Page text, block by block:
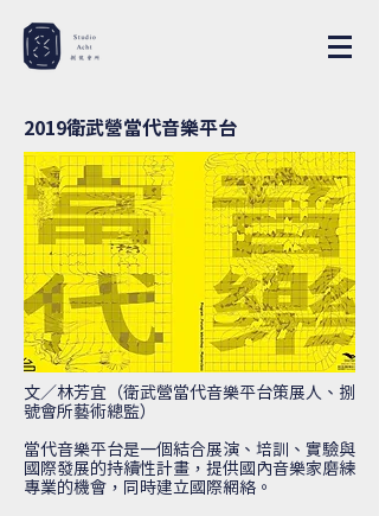
2019衛武營當代音樂平台
文／林芳宜（衛武營當代音樂平台策展人、捌
號會所藝術總監）
當代音樂平台是一個結合展演、培訓、實驗與
國際發展的持續性計畫，提供國內音樂家磨練
專業的機會，同時建立國際網絡。